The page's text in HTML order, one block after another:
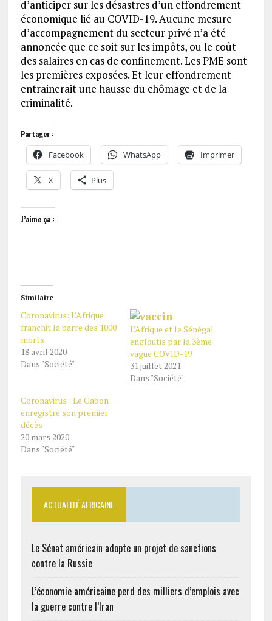
d’anticiper sur les désastres d’un effondrement
économique lié au COVID-19. Aucune mesure
d’accompagnement du secteur privé n’a été
annoncée que ce soit sur les impôts, ou le coût
des salaires en cas de confinement. Les PME sont
les premières exposées. Et leur effondrement
entrainerait une hausse du chômage et de la
criminalité.
Partager :
Facebook WhatsApp Imprimer
X Plus
J’aime ça :
Similaire
Coronavirus: L’Afrique
franchit la barre des 1000
morts
18 avril 2020
Dans "Société"
L’Afrique et le Sénégal
engloutis par la 3ème
vague COVID-19
31 juillet 2021
Dans "Société"
Coronavirus : Le Gabon
enregistre son premier
décès
20 mars 2020
Dans "Société"
ACTUALITÉ AFRICAINE
Le Sénat américain adopte un projet de sanctions
contre la Russie
L’économie américaine perd des milliers d’emplois avec
la guerre contre l’Iran